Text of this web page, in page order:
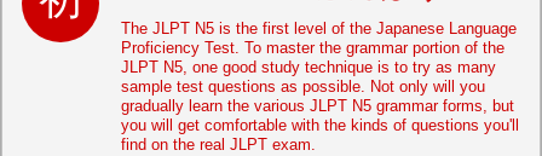
The JLPT N5 is the first level of the Japanese Language
Proficiency Test. To master the grammar portion of the
JLPT N5, one good study technique is to try as many
sample test questions as possible. Not only will you
gradually learn the various JLPT N5 grammar forms, but
you will get comfortable with the kinds of questions you'll
find on the real JLPT exam.